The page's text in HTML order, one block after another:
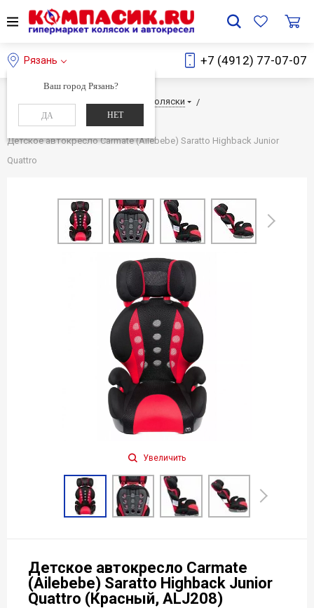
Рязань
Ваш город Рязань?
ДА НЕТ
+7 (4912) 77-07-07
Главная Каталог
Детские коляски
Детские автокресла
Детское автокресло Carmate (Ailebebe) Saratto Highback Junior
Quattro
Next
Увеличить
Детское автокресло Carmate
(Ailebebe) Saratto Highback Junior
Quattro (Красный, ALJ208)